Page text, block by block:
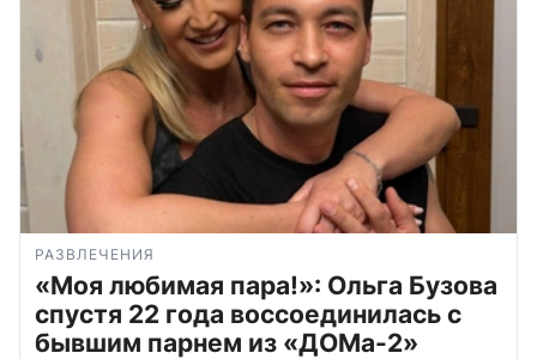
РАЗВЛЕЧЕНИЯ
«Моя любимая пара!»: Ольга Бузова
спустя 22 года воссоединилась с
бывшим парнем из «ДОМа-2»